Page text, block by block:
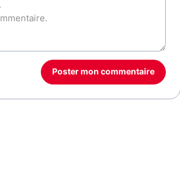
Poster mon commentaire